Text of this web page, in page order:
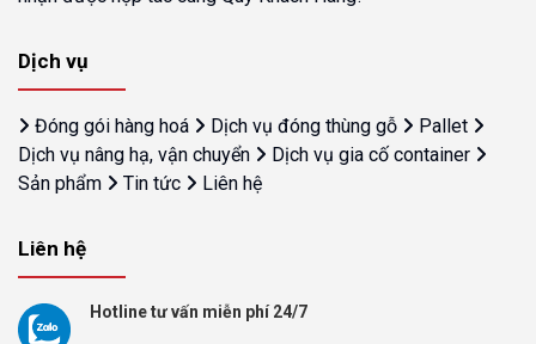
Dịch vụ
Đóng gói hàng hoá Dịch vụ đóng thùng gỗ
Pallet
Dịch vụ nâng hạ, vận chuyển
Dịch vụ gia cố container
Sản phẩm
Tin tức Liên hệ
Liên hệ
Hotline tư vấn miễn phí 24/7